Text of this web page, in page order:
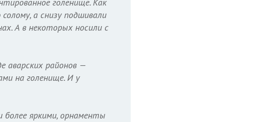
а снизу подшивали
А в некоторых носили с
аварских районов —
на голенище. И у
яркими, орнаменты